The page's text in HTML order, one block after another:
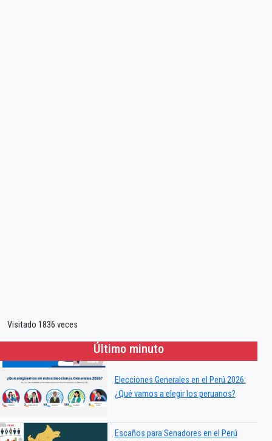
Visitado 1836 veces
Último minuto
Elecciones Generales en el Perú 2026:
¿Qué vamos a elegir los peruanos?
Escaños para Senadores en el Perú